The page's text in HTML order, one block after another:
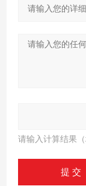
请输入计算结果